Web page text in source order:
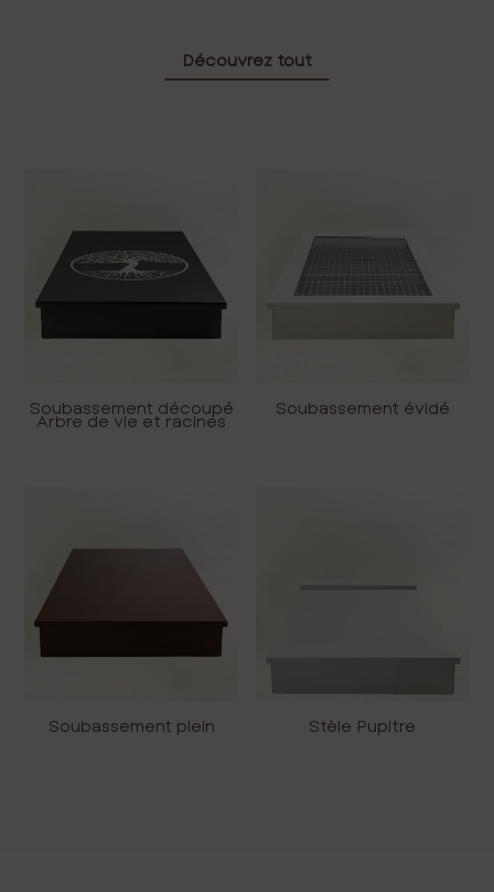
Découvrez tout
Soubassement découpé
Arbre de vie et racines
Soubassement évidé
Soubassement plein Stèle Pupitre